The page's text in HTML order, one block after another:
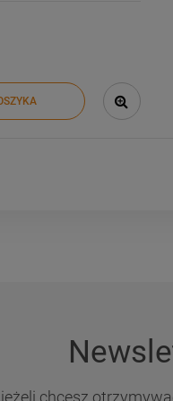
chcesz